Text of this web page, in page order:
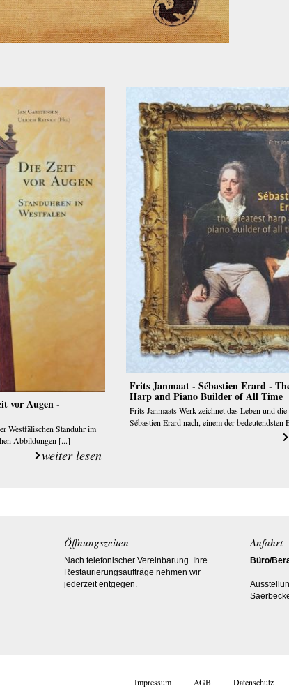
vor Augen -
Westfälischen Standuhr im
Abbildungen [...]
weiter lesen
Frits Janmaat - Sébastien Erard -
Harp and Piano Builder of All Time
Frits Janmaats Werk zeichnet das Leben und
Sébastien Erard nach, einem der bedeutendsten
Öffnungszeiten
Nach telefonischer Vereinbarung. Ihre
Restaurierungsaufträge nehmen wir
jederzeit entgegen.
Anfahrt
Büro/
Impressum AGB Datenschutz